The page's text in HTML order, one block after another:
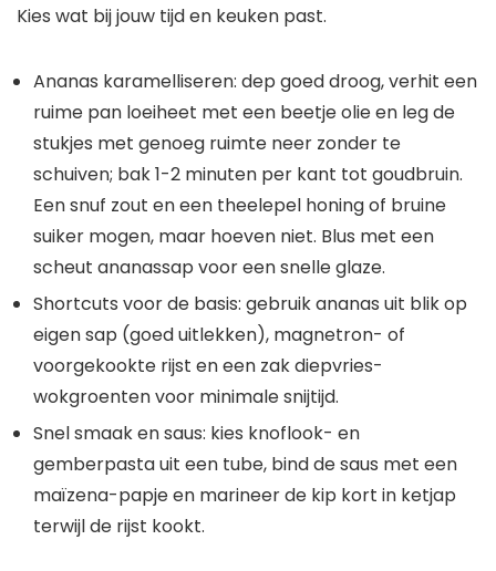
Kies wat bij jouw tijd en keuken past.
Ananas karamelliseren: dep goed droog, verhit een
ruime pan loeiheet met een beetje olie en leg de
stukjes met genoeg ruimte neer zonder te
schuiven; bak 1-2 minuten per kant tot goudbruin.
Een snuf zout en een theelepel honing of bruine
suiker mogen, maar hoeven niet. Blus met een
scheut ananassap voor een snelle glaze.
Shortcuts voor de basis: gebruik ananas uit blik op
eigen sap (goed uitlekken), magnetron- of
voorgekookte rijst en een zak diepvries-
wokgroenten voor minimale snijtijd.
Snel smaak en saus: kies knoflook- en
gemberpasta uit een tube, bind de saus met een
maïzena-papje en marineer de kip kort in ketjap
terwijl de rijst kookt.